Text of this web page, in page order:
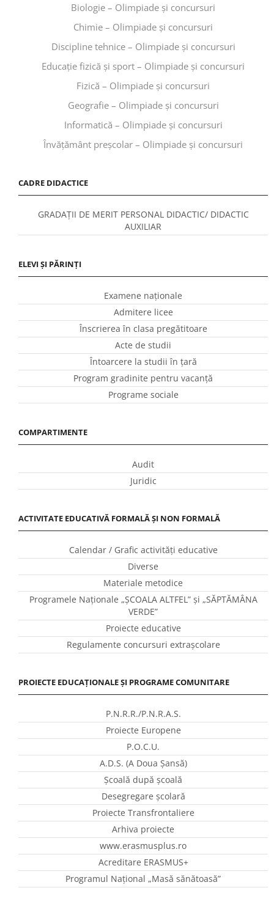
Biologie – Olimpiade și concursuri
Chimie – Olimpiade și concursuri
Discipline tehnice – Olimpiade și concursuri
Educaţie fizică şi sport – Olimpiade și concursuri
Fizică – Olimpiade și concursuri
Geografie – Olimpiade și concursuri
Informatică – Olimpiade și concursuri
Învăţământ preşcolar – Olimpiade și concursuri
CADRE DIDACTICE
GRADAȚII DE MERIT PERSONAL DIDACTIC/ DIDACTIC
AUXILIAR
ELEVI ȘI PĂRINȚI
Examene naționale
Admitere licee
Înscrierea în clasa pregătitoare
Acte de studii
Întoarcere la studii în ţară
Program gradinite pentru vacanţă
Programe sociale
COMPARTIMENTE
Audit
Juridic
ACTIVITATE EDUCATIVĂ FORMALĂ ȘI NON FORMALĂ
Calendar / Grafic activităţi educative
Diverse
Materiale metodice
Programele Naţionale „ŞCOALA ALTFEL” și „SĂPTĂMÂNA
VERDE”
Proiecte educative
Regulamente concursuri extraşcolare
PROIECTE EDUCAȚIONALE ȘI PROGRAME COMUNITARE
P.N.R.R./P.N.R.A.S.
Proiecte Europene
P.O.C.U.
A.D.S. (A Doua Șansă)
Școală după școală
Desegregare școlară
Proiecte Transfrontaliere
Arhiva proiecte
www.erasmusplus.ro
Acreditare ERASMUS+
Programul Național „Masă sănătoasă”